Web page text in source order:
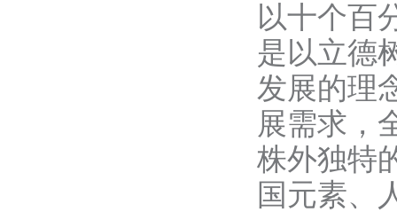
以十个百
是以立德
发展的理
展需求 ，
株外独特
国元素、